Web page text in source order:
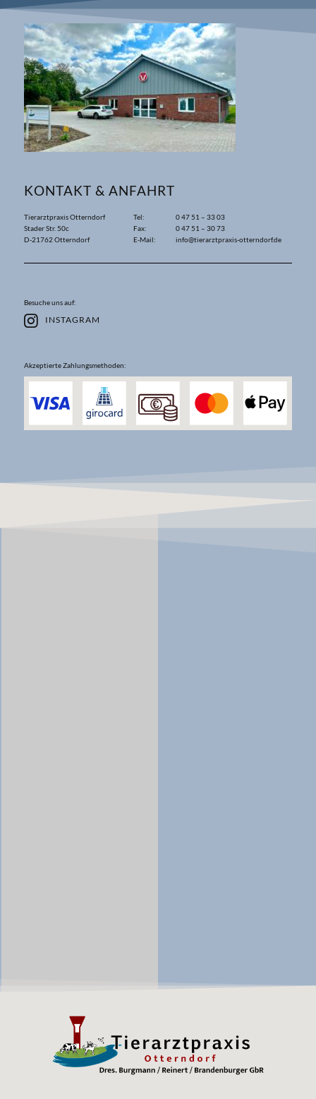
KONTAKT & ANFAHRT
Tierarztpraxis Otterndorf
Stader Str. 50c
D-21762 Otterndorf
Tel:
0 47 51 – 33 03
Fax:
0 47 51 – 30 73
E-Mail:
info@tierarztpraxis-otterndorf.de
Besuche uns auf:
INSTAGRAM
Akzeptierte Zahlungsmethoden: